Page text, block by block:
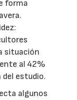
forma
situación
al 42%
estudio.
algunos